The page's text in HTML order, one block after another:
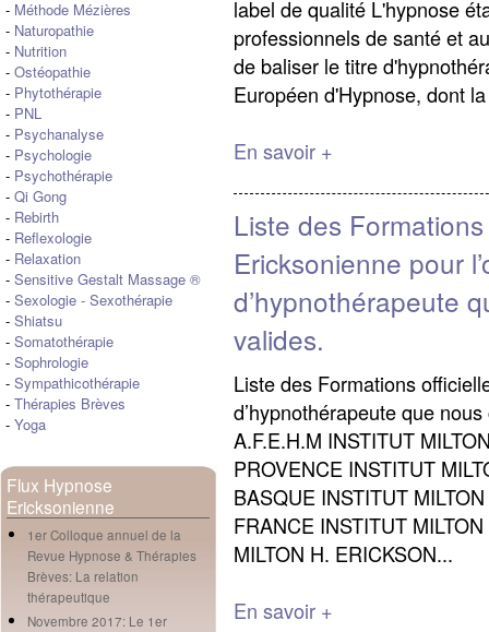
- Méthode Mézières
- Naturopathie
- Nutrition
- Ostéopathie
- Phytothérapie
- PNL
- Psychanalyse
- Psychologie
- Psychothérapie
- Qi Gong
- Rebirth
- Reflexologie
- Relaxation
- Sensitive Gestalt Massage ®
- Sexologie - Sexothérapie
- Shiatsu
- Somatothérapie
- Sophrologie
- Sympathicothérapie
- Thérapies Brèves
- Yoga
Flux Hypnose
Ericksonienne
1er Colloque annuel de la
Revue Hypnose & Thérapies
Brèves: La relation
thérapeutique
Novembre 2017: Le 1er
label de qualité L'hypnose
professionnels de santé et
de baliser le titre
Européen d'Hypnose, dont
En savoir +
Liste des
Ericksonienne pour
d’hypnothérapeute
valides.
Liste des Formations
d’hypnothérapeute que
A.F.E.H.M INSTITUT
PROVENCE INSTITUT
BASQUE INSTITUT
FRANCE INSTITUT
MILTON H. ERICKSON...
En savoir +